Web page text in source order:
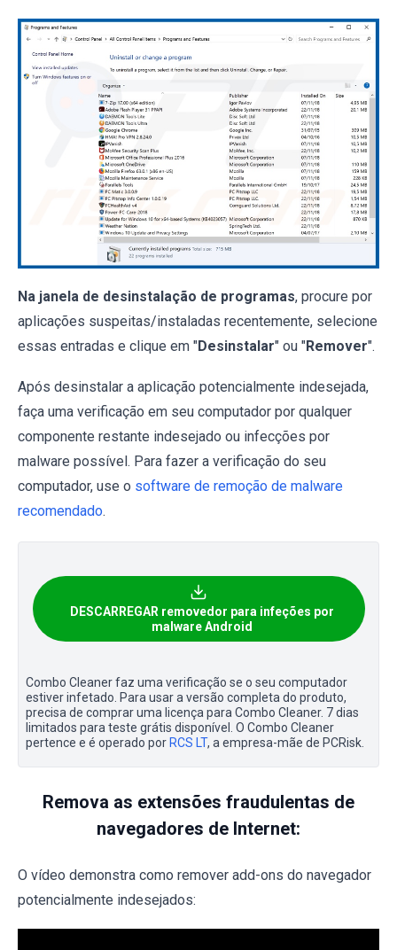
Na janela de desinstalação de programas, procure por
aplicações suspeitas/instaladas recentemente, selecione
essas entradas e clique em "Desinstalar" ou "Remover".
Após desinstalar a aplicação potencialmente indesejada,
faça uma verificação em seu computador por qualquer
componente restante indesejado ou infecções por
malware possível. Para fazer a verificação do seu
computador, use o software de remoção de malware
recomendado.
DESCARREGAR removedor para infeções por
malware Android
Combo Cleaner faz uma verificação se o seu computador
estiver infetado. Para usar a versão completa do produto,
precisa de comprar uma licença para Combo Cleaner. 7 dias
limitados para teste grátis disponível. O Combo Cleaner
pertence e é operado por RCS LT, a empresa-mãe de PCRisk.
Remova as extensões fraudulentas de
navegadores de Internet:
O vídeo demonstra como remover add-ons do navegador
potencialmente indesejados: